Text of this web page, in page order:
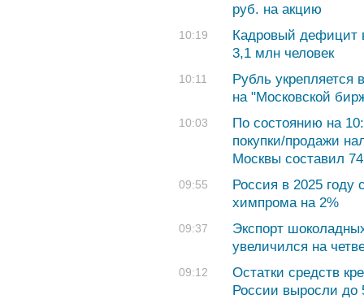
руб. на акцию
10:19
Кадровый дефицит
3,1 млн человек
10:11
Рубль укрепляется
на "Московской
10:03
По состоянию на
покупки/продажи
Москвы составил
09:55
Россия в 2025 году
химпрома на 2%
09:37
Экспорт
увеличился на
09:12
Остатки средств
России выросли до